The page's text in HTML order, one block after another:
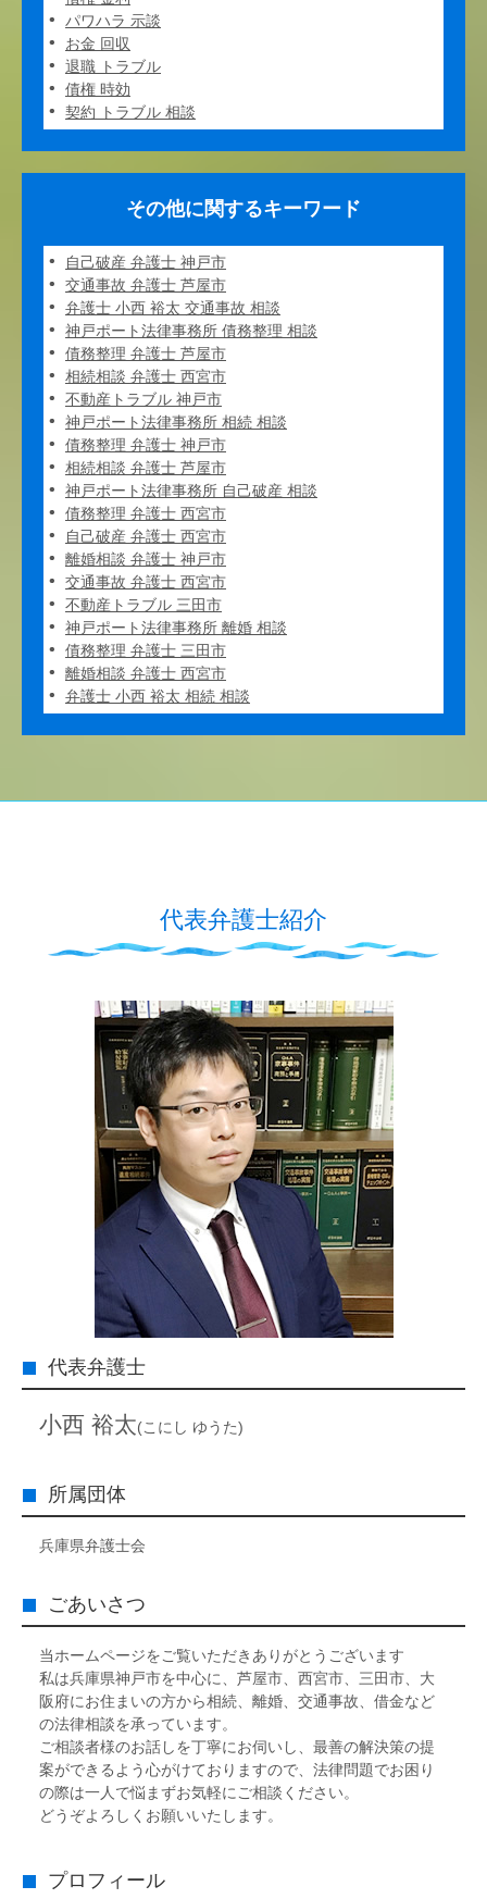
パワハラ 示談
お金 回収
退職 トラブル
債権 時効
契約 トラブル 相談
その他に関するキーワード
自己破産 弁護士 神戸市
交通事故 弁護士 芦屋市
弁護士 小西 裕太 交通事故 相談
神戸ポート法律事務所 債務整理 相談
債務整理 弁護士 芦屋市
相続相談 弁護士 西宮市
不動産トラブル 神戸市
神戸ポート法律事務所 相続 相談
債務整理 弁護士 神戸市
相続相談 弁護士 芦屋市
神戸ポート法律事務所 自己破産 相談
債務整理 弁護士 西宮市
自己破産 弁護士 西宮市
離婚相談 弁護士 神戸市
交通事故 弁護士 西宮市
不動産トラブル 三田市
神戸ポート法律事務所 離婚 相談
債務整理 弁護士 三田市
離婚相談 弁護士 西宮市
弁護士 小西 裕太 相続 相談
代表弁護士紹介
代表弁護士
小西 裕太(こにし ゆうた)
所属団体
兵庫県弁護士会
ごあいさつ
当ホームページをご覧いただきありがとうございます
私は兵庫県神戸市を中心に、芦屋市、西宮市、三田市、大
阪府にお住まいの方から相続、離婚、交通事故、借金など
の法律相談を承っています。
ご相談者様のお話しを丁寧にお伺いし、最善の解決策の提
案ができるよう心がけておりますので、法律問題でお困り
の際は一人で悩まずお気軽にご相談ください。
どうぞよろしくお願いいたします。
プロフィール